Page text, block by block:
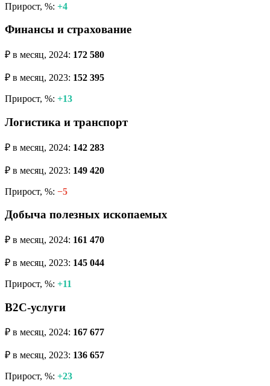
Прирост, %: +4
Финансы и страхование
₽ в месяц, 2024: 172 580
₽ в месяц, 2023: 152 395
Прирост, %: +13
Логистика и транспорт
₽ в месяц, 2024: 142 283
₽ в месяц, 2023: 149 420
Прирост, %: −5
Добыча полезных ископаемых
₽ в месяц, 2024: 161 470
₽ в месяц, 2023: 145 044
Прирост, %: +11
B2C-услуги
₽ в месяц, 2024: 167 677
₽ в месяц, 2023: 136 657
Прирост, %: +23